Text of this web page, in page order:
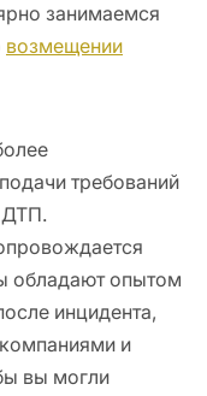
занимаемся
возмещении
требований
ДТП.
обладают опытом
инцидента,
и
вы могли